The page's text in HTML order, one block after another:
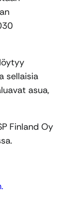
sellaisia
asua,
Finland Oy